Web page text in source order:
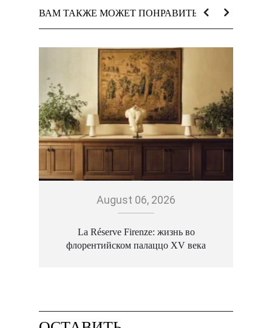
ВАМ ТАКЖЕ МОЖЕТ ПОНРАВИТЬСЯ:
August 06, 2026
La Réserve Firenze: жизнь во
флорентийском палаццо XV века